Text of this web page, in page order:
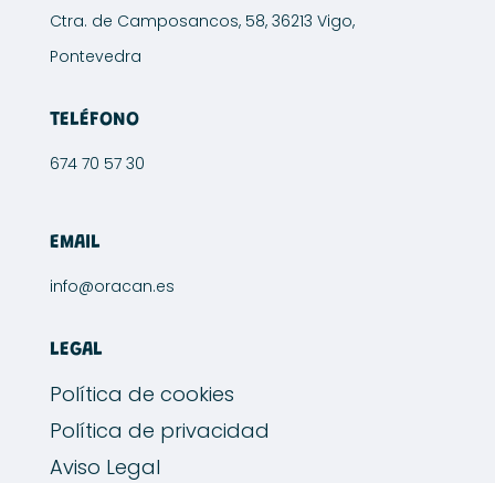
Ctra. de Camposancos, 58, 36213 Vigo,
Pontevedra
TELÉFONO
674 70 57 30
EMAIL
info@oracan.es
LEGAL
Política de cookies
Política de privacidad
Aviso Legal